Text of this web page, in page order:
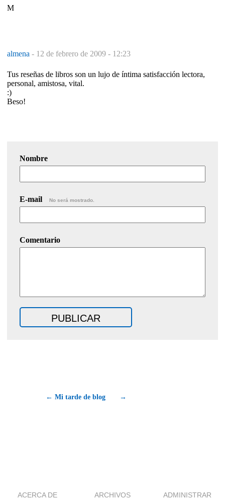
M
almena - 12 de febrero de 2009 - 12:23
Tus reseñas de libros son un lujo de íntima satisfacción lectora,
personal, amistosa, vital.
:)
Beso!
Nombre
E-mail No será mostrado.
Comentario
← Mi tarde de blog →
ACERCA DE ARCHIVOS ADMINISTRAR